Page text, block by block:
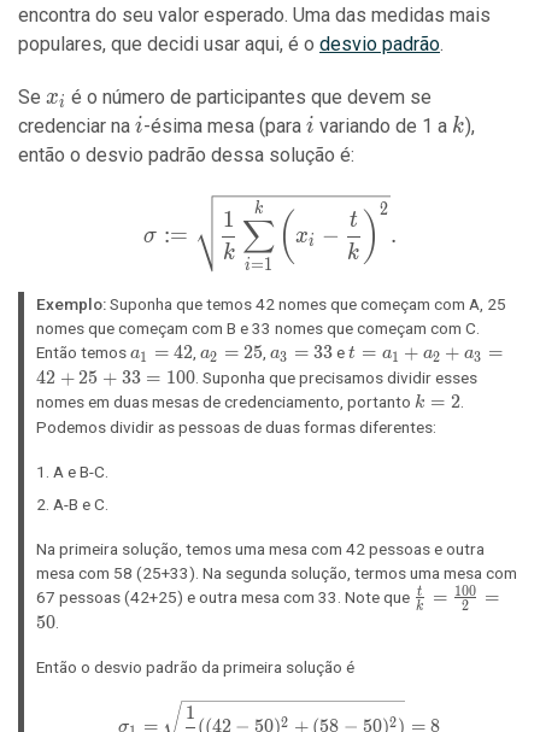
encontra do seu valor esperado. Uma das medidas mais
populares, que decidi usar aqui, é o desvio padrão.
Se x_i
xi é o número de participantes que devem se
credenciar na i
i-ésima mesa (para i
i variando de 1 a k
k),
então o desvio padrão dessa solução é:
\sigma :=
σ :=
k
1
i=1
∑
k (xi −
k
t ) 2
.
Exemplo:Suponha que temos 42 nomes que começam com A, 25
nomes que começam com B e 33 nomes que começam com C.
Então temosa_1
=
42
a1 = 42,a_2
=
25
a2 = 25,a_3
=
33
a3 = 33et =
a_1
+
a_2
25
+
33
t = a1 + a2 + a3 =
42 +25 + 33 = 100. Suponha que precisamos dividir esses
nomes em duas mesas de credenciamento, portanto k
=
k = 2.
Podemos dividir as pessoas de duas formas diferentes:
A e B-C.
A-B e C.
Na primeira solução, temos uma mesa com 42 pessoas e outra
mesa com 58 (25+33). Na segunda solução, termos uma mesa com
67 pessoas (42+25) e outra mesa com 33. Note que \frac{t}
k
t = 2
100
=
50
Então o desvio padrão da primeira solução é
\sigma_1 = \sqrt{\frac{1}{2}
σ =
1
((42 − 50)2 + (58 − 50)2) = 8